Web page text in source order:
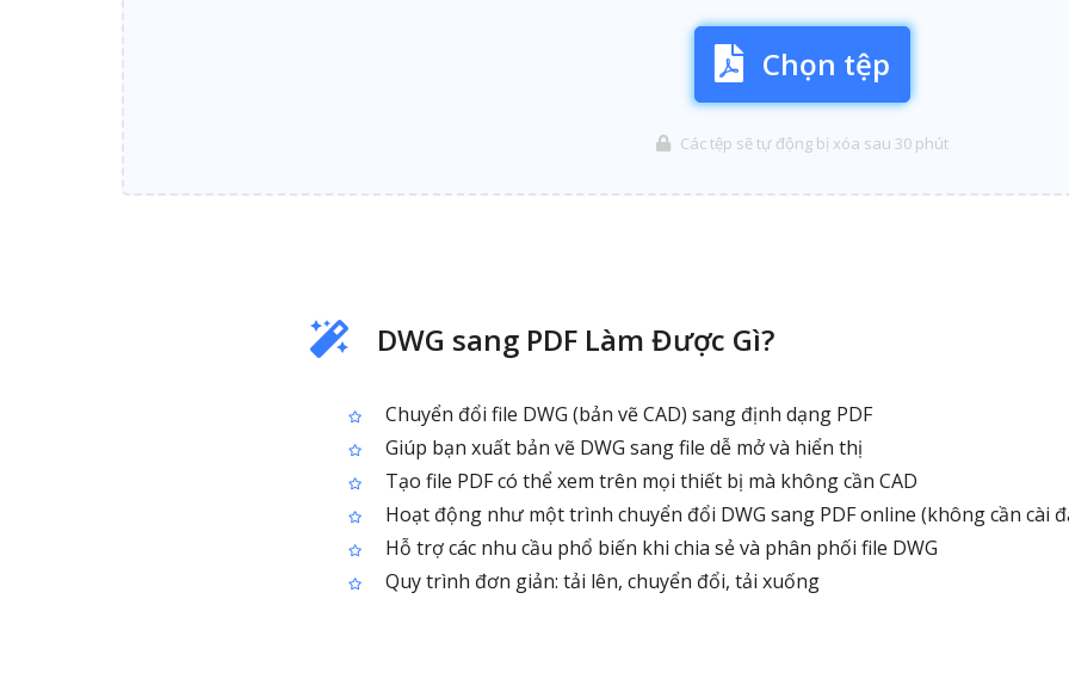
Chọn tệp
Các tệp sẽ tự động bị xóa sau 30 phút
DWG sang PDF Làm Được Gì?
Chuyển đổi file DWG (bản vẽ CAD) sang định dạng PDF
Giúp bạn xuất bản vẽ DWG sang file dễ mở và hiển thị
Tạo file PDF có thể xem trên mọi thiết bị mà không cần CAD
Hoạt động như một trình chuyển đổi DWG sang PDF online (không cần cài
Hỗ trợ các nhu cầu phổ biến khi chia sẻ và phân phối file DWG
Quy trình đơn giản: tải lên, chuyển đổi, tải xuống